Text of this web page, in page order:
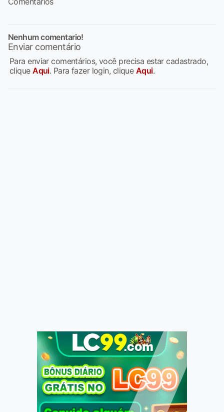
Nenhum comentario!
Enviar comentário
Para enviar comentários, você precisa estar cadastrado,
cliqueAqui. Para fazer login, clique Aqui.